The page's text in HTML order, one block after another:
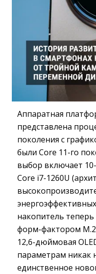
Аппаратная
представлена
поколения с
были Core 11-го
выбор включает
Core i7-1260U
накопитель теперь
форм-фактором
12,6-дюймовая
параметрам никак
единственное